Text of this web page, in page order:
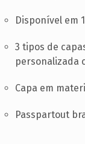
Disponível em
3 tipos de
personalizada
Capa em
Passpartout